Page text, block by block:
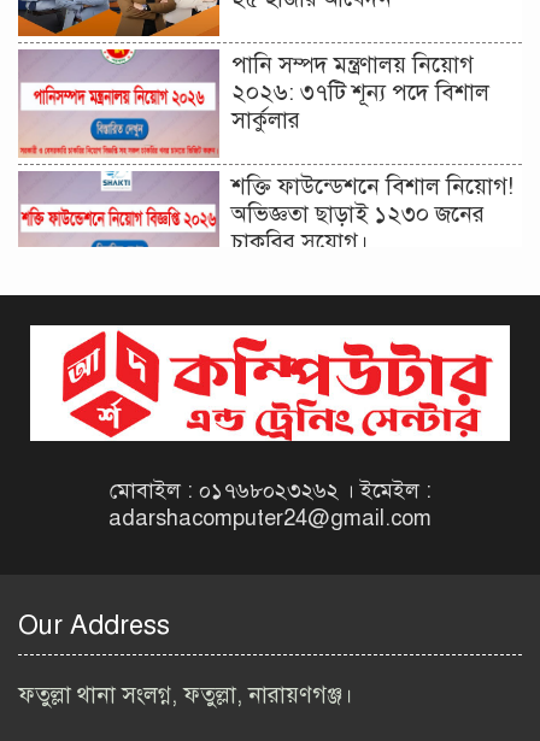
পানি সম্পদ মন্ত্রণালয় নিয়োগ
২০২৬: ৩৭টি শূন্য পদে বিশাল
সার্কুলার
শক্তি ফাউন্ডেশনে বিশাল নিয়োগ!
অভিজ্ঞতা ছাড়াই ১২৩০ জনের
চাকরির সুযোগ।
বিজ্ঞপ্তি ২০২৬ | Taxes Zone
Dinajpur Job Circular 2026
বেসরকারি সংস্থা সেতু (SETU)
Job Circular 2026
২০২৬ | BIWTA Job Circular
মোবাইল : ০১৭৬৮০২৩২৬২ । ইমেইল :
adarshacomputer24@gmail.com
Our Address
ফতুল্লা থানা সংলগ্ন, ফতুল্লা, নারায়ণগঞ্জ।